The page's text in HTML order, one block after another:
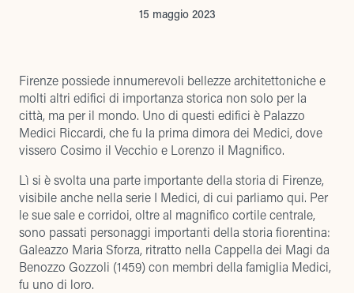
15 maggio 2023
Firenze possiede innumerevoli bellezze architettoniche e
molti altri edifici di importanza storica non solo per la
città, ma per il mondo. Uno di questi edifici è Palazzo
Medici Riccardi, che fu la prima dimora dei Medici, dove
vissero Cosimo il Vecchio e Lorenzo il Magnifico.
Lì si è svolta una parte importante della storia di Firenze,
visibile anche nella serie I Medici,di cui parliamo qui. Per
le sue sale e corridoi, oltre al magnifico cortile centrale,
sono passati personaggi importanti della storia fiorentina:
Galeazzo Maria Sforza, ritratto nella Cappella dei Magi da
Benozzo Gozzoli (1459) con membri della famiglia Medici,
fu uno di loro.